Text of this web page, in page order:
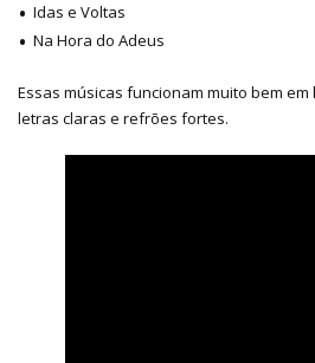
Idas e Voltas
Na Hora do Adeus
Essas músicas funcionam muito bem
letras claras e refrões fortes.